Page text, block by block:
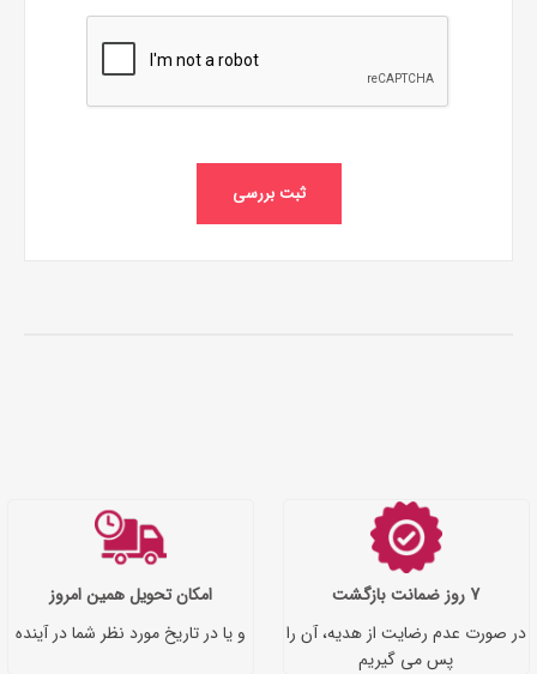
ثبت بررسی
7 روز ضمانت بازگشت
در صورت عدم رضایت از هدیه، آن را
پس می گیریم
امکان تحویل همین امروز
و یا در تاریخ مورد نظر شما در آینده